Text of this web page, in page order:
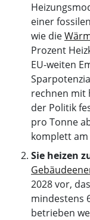
einer
wie die
Prozent
EU-weiten
rechnen mit
der Politik
pro Tonne
komplett
Sie heizen
2028 vor,
mindestens
betrieben